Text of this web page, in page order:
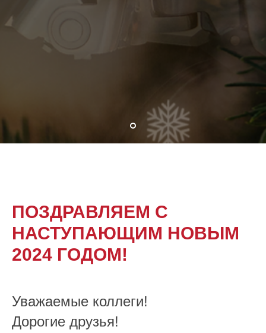
ПОЗДРАВЛЯЕМ С
НАСТУПАЮЩИМ НОВЫМ
2024 ГОДОМ!
Уважаемые коллеги!
Дорогие друзья!